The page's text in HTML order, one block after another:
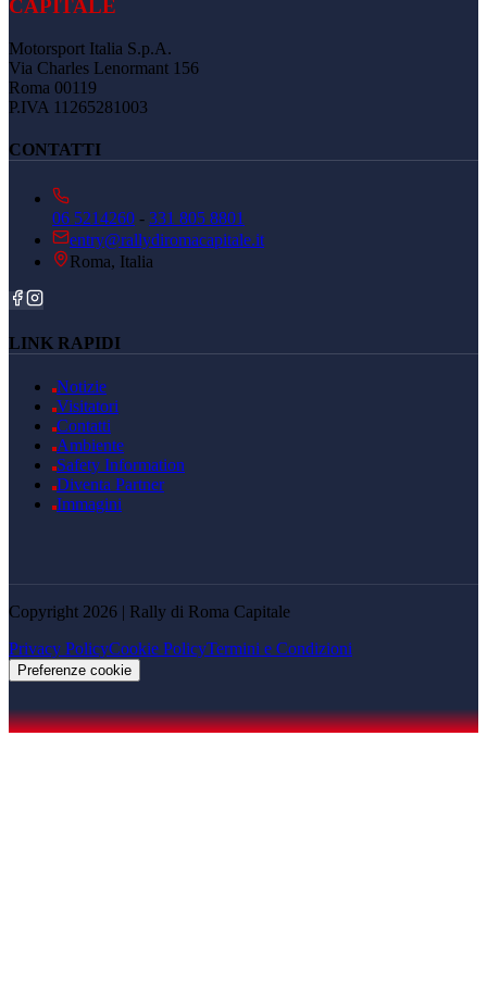
CAPITALE
Motorsport Italia S.p.A.
Via Charles Lenormant 156
Roma 00119
P.IVA 11265281003
CONTATTI
06 5214260 - 331 805 8801
entry@rallydiromacapitale.it
Roma, Italia
LINK RAPIDI
Notizie
Visitatori
Contatti
Ambiente
Safety Information
Diventa Partner
Immagini
Copyright 2026 | Rally di Roma Capitale
Privacy PolicyCookie PolicyTermini e Condizioni
Preferenze cookie